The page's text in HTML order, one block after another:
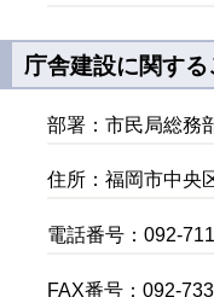
庁舎建設に関する
部署：市民局総務
住所：福岡市中央
電話番号：092-
FAX番号：092-